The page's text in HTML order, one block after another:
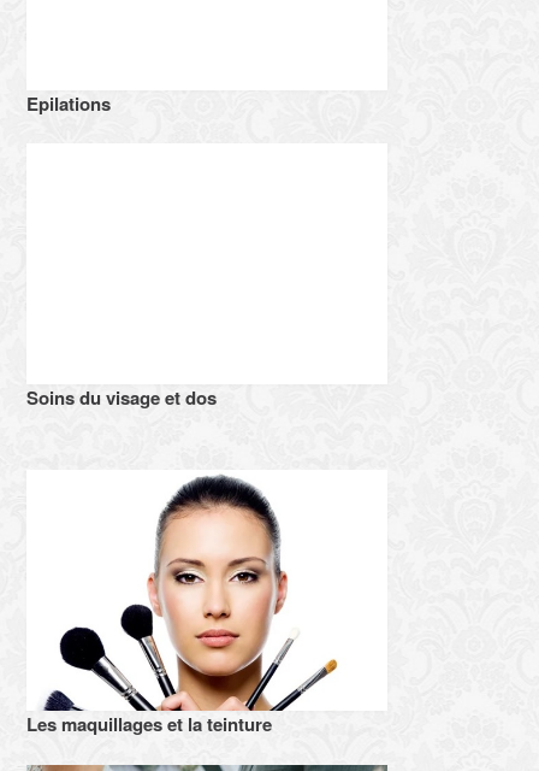
Epilations
Soins du visage et dos
Les maquillages et la teinture